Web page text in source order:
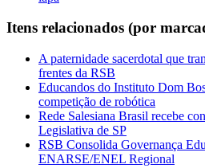
Itens relacionados (por
A paternidade sacerdotal que
frentes da RSB
Educandos do Instituto Dom
competição de robótica
Rede Salesiana Brasil recebe
Legislativa de SP
RSB Consolida Governança
ENARSE/ENEL Regional